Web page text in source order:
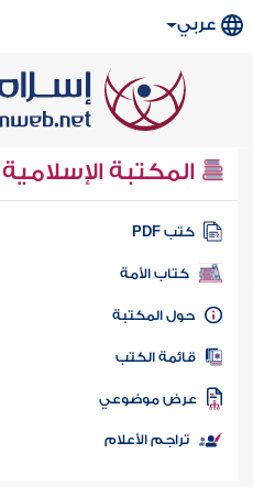
عربي
المكتبة الإسلامية
كتب PDF
كتاب الأمة
المكتبة
الكتب
موضوعي